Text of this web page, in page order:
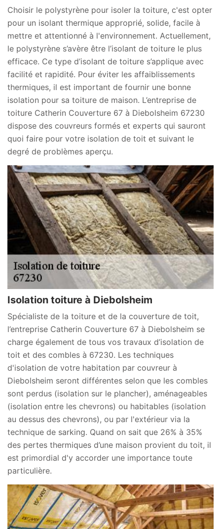
Choisir le polystyrène pour isoler la toiture, c'est opter
pour un isolant thermique approprié, solide, facile à
mettre et attentionné à l'environnement. Actuellement,
le polystyrène s’avère être l’isolant de toiture le plus
efficace. Ce type d’isolant de toiture s’applique avec
facilité et rapidité. Pour éviter les affaiblissements
thermiques, il est important de fournir une bonne
isolation pour sa toiture de maison. L’entreprise de
toiture Catherin Couverture 67 à Diebolsheim 67230
dispose des couvreurs formés et experts qui sauront
quoi faire pour votre isolation de toit et suivant le
degré de problèmes aperçu.
Isolation toiture à Diebolsheim
Spécialiste de la toiture et de la couverture de toit,
l’entreprise Catherin Couverture 67 à Diebolsheim se
charge également de tous vos travaux d’isolation de
toit et des combles à 67230. Les techniques
d'isolation de votre habitation par couvreur à
Diebolsheim seront différentes selon que les combles
sont perdus (isolation sur le plancher), aménageables
(isolation entre les chevrons) ou habitables (isolation
au dessus des chevrons), ou par l'extérieur via la
technique de sarking. Quand on sait que 26% à 35%
des pertes thermiques d’une maison provient du toit, il
est primordial d'y accorder une importance toute
particulière.